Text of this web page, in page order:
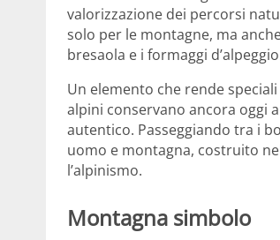
valorizzazione dei percorsi
solo per le montagne, ma
bresaola e i formaggi
Un elemento che rende
alpini conservano ancora oggi
autentico. Passeggiando tra i
uomo e montagna, costruito
l’alpinismo.
Montagna simbolo